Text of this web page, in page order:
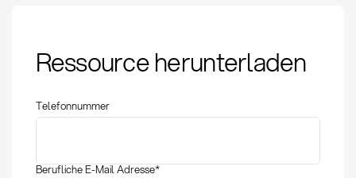
Definition, Aufgaben
und strategische
Ressource herunterladen
Telefonnummer
Berufliche E-Mail Adresse*